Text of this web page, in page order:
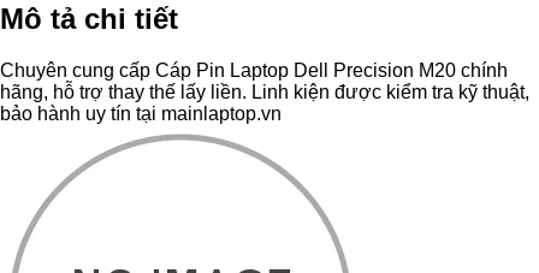
Mô tả chi tiết
Chuyên cung cấp Cáp Pin Laptop Dell Precision M20 chính
hãng, hỗ trợ thay thế lấy liền. Linh kiện được kiểm tra kỹ thuật,
bảo hành uy tín tại mainlaptop.vn